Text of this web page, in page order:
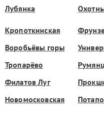
Лубянка
Кропоткинская
Воробьёвы горы
Тропарёво
Филатов Луг
Новомосковская